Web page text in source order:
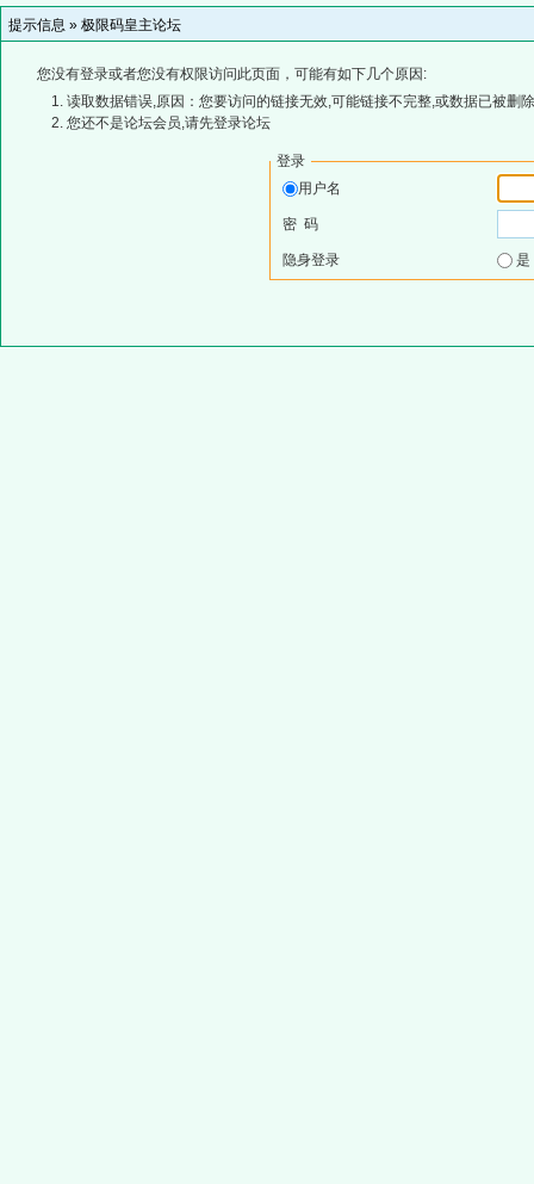
提示信息 » 极限码皇主论坛
您没有登录或者您没有权限访问此页面，可能有如下几个原因:
读取数据错误,原因：您要访问的链接无效,可能链接不完整,或数据已被删
您还不是论坛会员,请先登录论坛
登录
用户名
密 码
隐身登录